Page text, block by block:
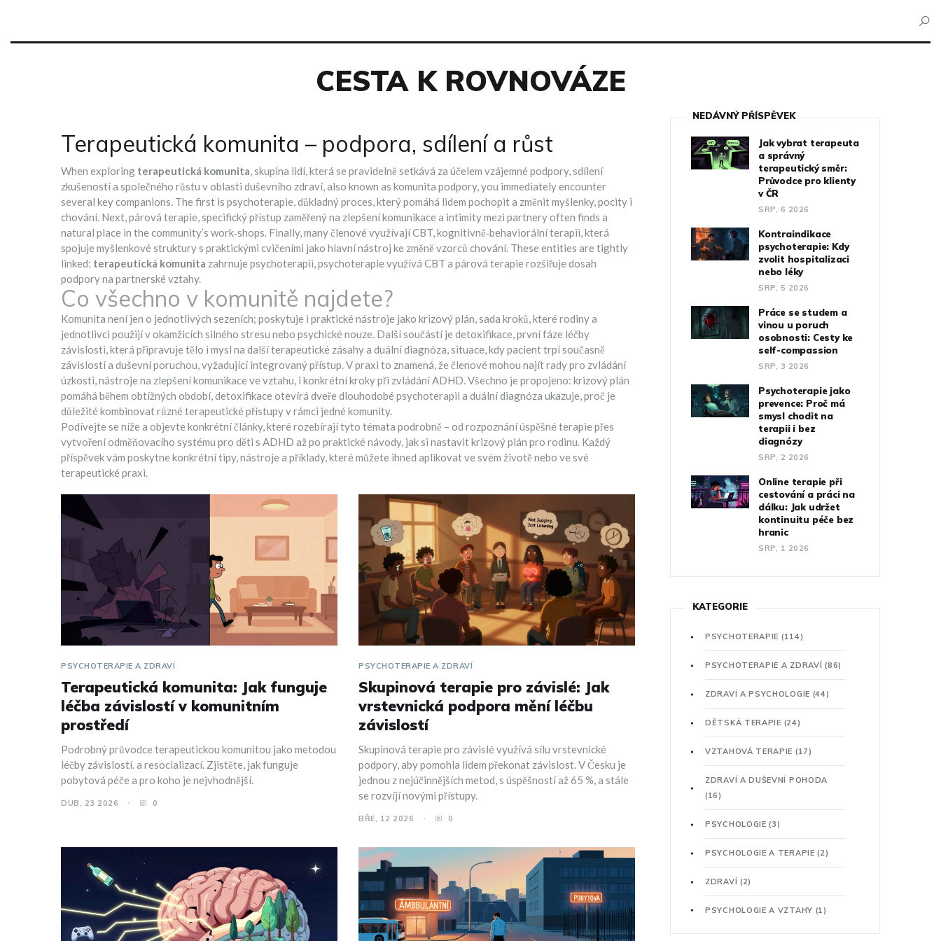
CESTA K ROVNOVÁZE
Terapeutická komunita – podpora, sdílení a růst
When exploring terapeutická komunita,skupina lidí, která se pravidelně setkává za účelem vzájemné podpory, sdílení
zkušeností a společného růstu v oblasti duševního zdraví, also known as komunita podpory, you immediately encounter
several key companions. The first is psychoterapie,důkladný proces, který pomáhá lidem pochopit a změnit myšlenky, pocity i
chování. Next,párová terapie,specifický přístup zaměřený na zlepšení komunikace a intimity mezi partneryoften finds a
natural place in the community’s work‑shops. Finally, many členové využívajíCBT,kognitivně‑behaviorální terapii, která
spojuje myšlenkové struktury s praktickými cvičeními jako hlavní nástroj ke změně vzorců chování. These entities are tightly
linked: terapeutická komunita zahrnuje psychoterapii, psychoterapie využívá CBT a párová terapie rozšiřuje dosah
podpory na partnerské vztahy.
Co všechno v komunitě najdete?
Komunita není jen o jednotlivých sezeních; poskytuje i praktické nástroje jako krizový plán,sada kroků, které rodiny a
jednotlivci použijí v okamžicích silného stresu nebo psychické nouze. Další součástí je detoxifikace,první fáze léčby
závislosti, která připravuje tělo i mysl na další terapeutické zásahya duální diagnóza,situace, kdy pacient trpí současně
závislostí a duševní poruchou, vyžadující integrovaný přístup. V praxi to znamená, že členové mohou najít rady pro zvládání
úzkosti, nástroje na zlepšení komunikace ve vztahu, i konkrétní kroky při zvládání ADHD. Všechno je propojeno: krizový plán
pomáhá během obtížných období, detoxifikace otevírá dveře dlouhodobé psychoterapii a duální diagnóza ukazuje, proč je
důležité kombinovat různé terapeutické přístupy v rámci jedné komunity.
Podívejte se níže a objevte konkrétní články, které rozebírají tyto témata podrobně – od rozpoznání úspěšné terapie přes
vytvoření odměňovacího systému pro děti s ADHD až po praktické návody, jak si nastavit krizový plán pro rodinu. Každý
příspěvek vám poskytne konkrétní tipy, nástroje a příklady, které můžete ihned aplikovat ve svém životě nebo ve své
terapeutické praxi.
PSYCHOTERAPIE A ZDRAVÍ
Terapeutická komunita: Jak funguje
léčba závislostí v komunitním
prostředí
Podrobný průvodce terapeutickou komunitou jako metodou
léčby závislostí. a resocializací. Zjistěte, jak funguje
pobytová péče a pro koho je nejvhodnější.
DUB, 23 2026 0
PSYCHOTERAPIE A ZDRAVÍ
Skupinová terapie pro závislé: Jak
vrstevnická podpora mění léčbu
závislostí
Skupinová terapie pro závislé využívá sílu vrstevnické
podpory, aby pomohla lidem překonat závislost. V Česku je
jednou z nejúčinnějších metod, s úspěšností až 65 %, a stále
se rozvíjí novými přístupy.
BŘE, 12 2026 0
NEDÁVNÝ PŘÍSPĚVEK
Jak vybrat terapeuta
a správný
terapeutický směr:
Průvodce pro klienty
v ČR
SRP, 6 2026
Kontraindikace
psychoterapie: Kdy
zvolit hospitalizaci
nebo léky
SRP, 5 2026
Práce se studem a
vinou u poruch
osobnosti: Cesty ke
self-compassion
SRP, 3 2026
Psychoterapie jako
prevence: Proč má
smysl chodit na
terapii i bez
diagnózy
SRP, 2 2026
Online terapie při
cestování a práci na
dálku: Jak udržet
kontinuitu péče bez
hranic
SRP, 1 2026
KATEGORIE
PSYCHOTERAPIE (114)
PSYCHOTERAPIE A ZDRAVÍ(86)
ZDRAVÍ A PSYCHOLOGIE (44)
DĚTSKÁ TERAPIE (24)
VZTAHOVÁ TERAPIE (17)
ZDRAVÍ A DUŠEVNÍ POHODA
(16)
PSYCHOLOGIE(3)
PSYCHOLOGIE A TERAPIE(2)
ZDRAVÍ (2)
PSYCHOLOGIE A VZTAHY (1)